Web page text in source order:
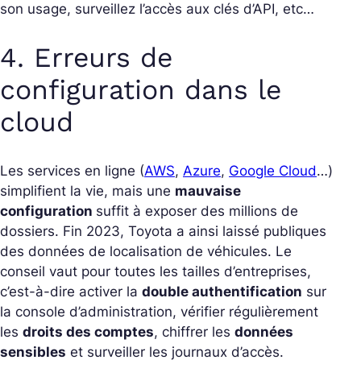
son usage, surveillez l’accès aux clés d’API, etc…
4. Erreurs de
configuration dans le
cloud
Les services en ligne (AWS, Azure, Google Cloud…)
simplifient la vie, mais une mauvaise
configuration suffit à exposer des millions de
dossiers. Fin 2023, Toyota a ainsi laissé publiques
des données de localisation de véhicules. Le
conseil vaut pour toutes les tailles d’entreprises,
c’est-à-dire activer la double authentification sur
la console d’administration, vérifier régulièrement
les droits des comptes, chiffrer les données
sensibles et surveiller les journaux d’accès.